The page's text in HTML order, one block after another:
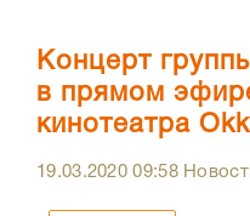
Концерт
в прямом
кинотеатра
19.03.202009:58